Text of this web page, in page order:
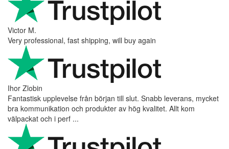
Victor M.
Very professional, fast shipping, will buy again
Ihor Zlobin
Fantastisk upplevelse från början till slut. Snabb leverans, mycket
bra kommunikation och produkter av hög kvalitet. Allt kom
välpackat och i perf ...